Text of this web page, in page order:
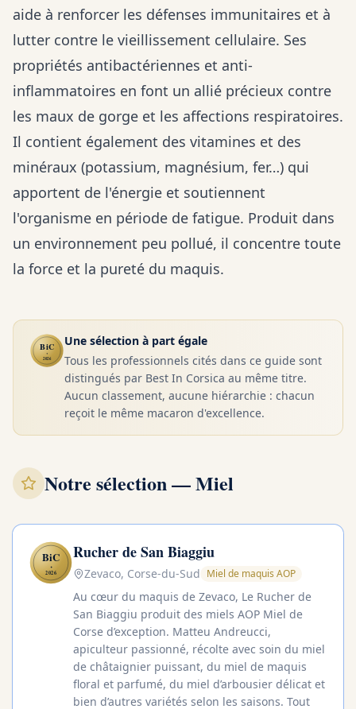
aide à renforcer les défenses immunitaires et à
lutter contre le vieillissement cellulaire. Ses
propriétés antibactériennes et anti-
inflammatoires en font un allié précieux contre
les maux de gorge et les affections respiratoires.
Il contient également des vitamines et des
minéraux (potassium, magnésium, fer…) qui
apportent de l'énergie et soutiennent
l'organisme en période de fatigue. Produit dans
un environnement peu pollué, il concentre toute
la force et la pureté du maquis.
BiC
✦
2026
Une sélection à part égale
Tous les professionnels cités dans ce guide sont
distingués par Best In Corsica au même titre.
Aucun classement, aucune hiérarchie : chacun
reçoit le même macaron d'excellence.
Notre sélection— Miel
BiC
✦
2026
Rucher de San Biaggiu
Zevaco, Corse-du-Sud Miel de maquis AOP
Au cœur du maquis de Zevaco, Le Rucher de
San Biaggiu produit des miels AOP Miel de
Corse d’exception. Matteu Andreucci,
apiculteur passionné, récolte avec soin du miel
de châtaignier puissant, du miel de maquis
floral et parfumé, du miel d’arbousier délicat et
bien d’autres variétés selon les saisons. Tout